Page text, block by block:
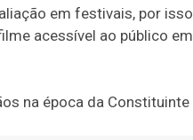
em festivais, por isso
acessível ao público em